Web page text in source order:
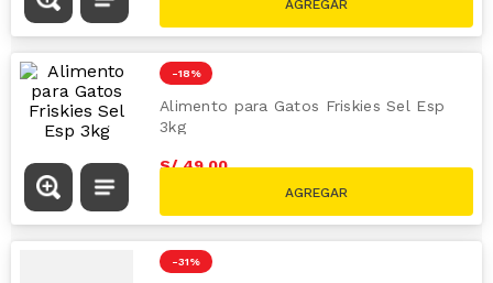
-18 %
Alimento para Gatos Friskies Sel Esp
3kg
S/ 49.00
-31 %